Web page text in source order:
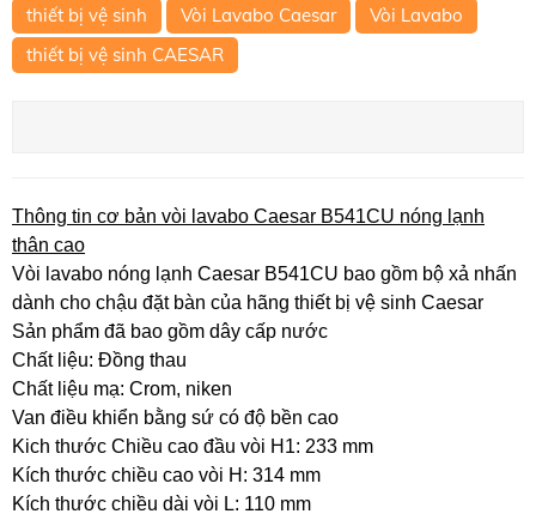
thiết bị vệ sinh Vòi Lavabo Caesar
Vòi Lavabo
thiết bị vệ sinh CAESAR
Thông tin cơ bản vòi lavabo Caesar B541CU nóng lạnh
thân cao
Vòi lavabo nóng lạnh Caesar B541CU bao gồm bộ xả nhấn
dành cho chậu đặt bàn của hãng thiết bị vệ sinh Caesar
Sản phẩm đã bao gồm dây cấp nước
Chất liệu: Đồng thau
Chất liệu mạ: Crom, niken
Van điều khiển bằng sứ có độ bền cao
Kich thước Chiều cao đầu vòi H1: 233 mm
Kích thước chiều cao vòi H: 314 mm
Kích thước chiều dài vòi L: 110 mm